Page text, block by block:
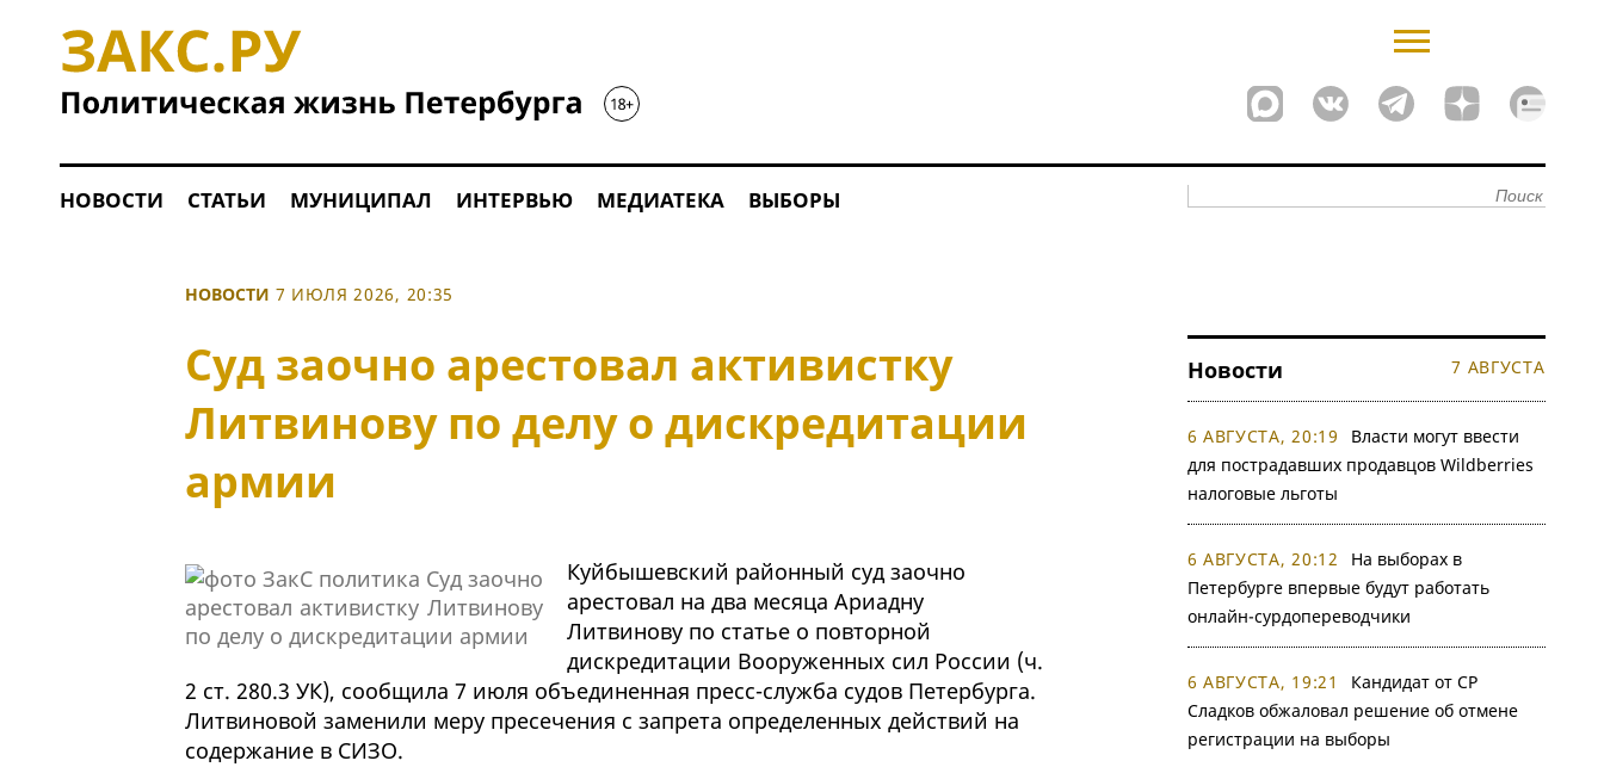
НОВОСТИ СТАТЬИ МУНИЦИПАЛ ИНТЕРВЬЮ МЕДИАТЕКА ВЫБОРЫ
НОВОСТИ 7 ИЮЛЯ 2026, 20:35
Суд заочно арестовал активистку
Литвинову по делу о дискредитации
армии
Куйбышевский районный суд заочно
арестовал на два месяца Ариадну
Литвинову по статье о повторной
дискредитации Вооруженных сил России (ч.
2 ст. 280.3 УК), сообщила 7 июля объединенная пресс-служба судов Петербурга.
Литвиновой заменили меру пресечения с запрета определенных действий на
содержание в СИЗО.
Новости 7 АВГУСТА
6 АВГУСТА, 20:19
Власти могут ввести
для пострадавших продавцов Wildberries
налоговые льготы
6 АВГУСТА, 20:12
На выборах в
Петербурге впервые будут работать
онлайн-сурдопереводчики
6 АВГУСТА, 19:21
Кандидат от СР
Сладков обжаловал решение об отмене
регистрации на выборы